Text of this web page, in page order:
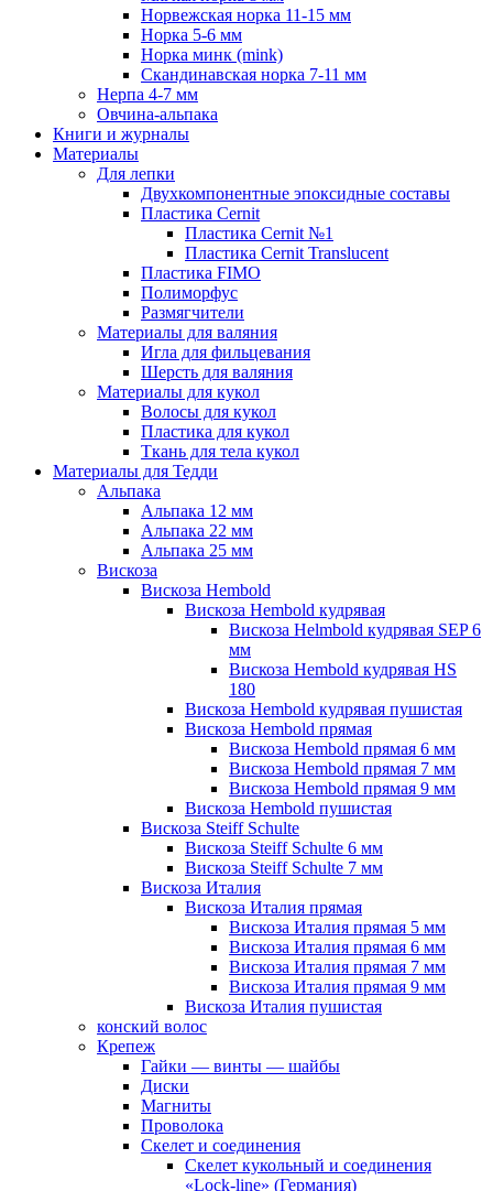
Норвежская норка 11-15 мм
Норка 5-6 мм
Норка минк (mink)
Скандинавская норка 7-11 мм
Нерпа 4-7 мм
Овчина-альпака
Книги и журналы
Материалы
Для лепки
Двухкомпонентные эпоксидные составы
Пластика Cernit
Пластика Cernit №1
Пластика Cernit Translucent
Пластика FIMO
Полиморфус
Размягчители
Материалы для валяния
Игла для фильцевания
Шерсть для валяния
Материалы для кукол
Волосы для кукол
Пластика для кукол
Ткань для тела кукол
Материалы для Тедди
Альпака
Альпака 12 мм
Альпака 22 мм
Альпака 25 мм
Вискоза
Вискоза Hembold
Вискоза Hembold кудрявая
Вискоза Helmbold кудрявая SEP 6
мм
Вискоза Hembold кудрявая HS
180
Вискоза Hembold кудрявая пушистая
Вискоза Hembold прямая
Вискоза Hembold прямая 6 мм
Вискоза Hembold прямая 7 мм
Вискоза Hembold прямая 9 мм
Вискоза Hembold пушистая
Вискоза Steiff Schulte
Вискоза Steiff Schulte 6 мм
Вискоза Steiff Schulte 7 мм
Вискоза Италия
Вискоза Италия прямая
Вискоза Италия прямая 5 мм
Вискоза Италия прямая 6 мм
Вискоза Италия прямая 7 мм
Вискоза Италия прямая 9 мм
Вискоза Италия пушистая
конский волос
Крепеж
Гайки — винты — шайбы
Диски
Магниты
Проволока
Скелет и соединения
Скелет кукольный и соединения
«Lock-line» (Германия)